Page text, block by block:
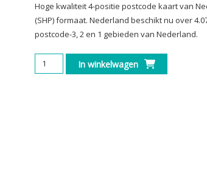
Hoge kwaliteit 4-positie postcode kaart van
(SHP) formaat. Nederland beschikt nu over
postcode-3, 2 en 1 gebieden van Nederland.
Postcode
4
In winkelwagen